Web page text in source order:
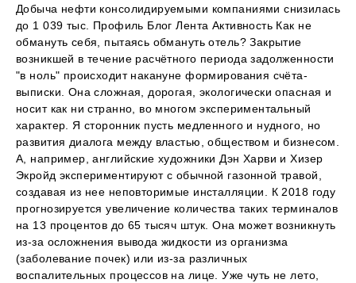
Добыча нефти консолидируемыми компаниями снизилась
до 1 039 тыс. Профиль Блог Лента Активность Как не
обмануть себя, пытаясь обмануть отель? Закрытие
возникшей в течение расчётного периода задолженности
"в ноль" происходит накануне формирования счёта-
выписки. Она сложная, дорогая, экологически опасная и
носит как ни странно, во многом экспериментальный
характер. Я сторонник пусть медленного и нудного, но
развития диалога между властью, обществом и бизнесом.
А, например, английские художники Дэн Харви и Хизер
Экройд экспериментируют с обычной газонной травой,
создавая из нее неповторимые инсталляции. К 2018 году
прогнозируется увеличение количества таких терминалов
на 13 процентов до 65 тысяч штук. Она может возникнуть
из-за осложнения вывода жидкости из организма
(заболевание почек) или из-за различных
воспалительных процессов на лице. Уже чуть не лето,